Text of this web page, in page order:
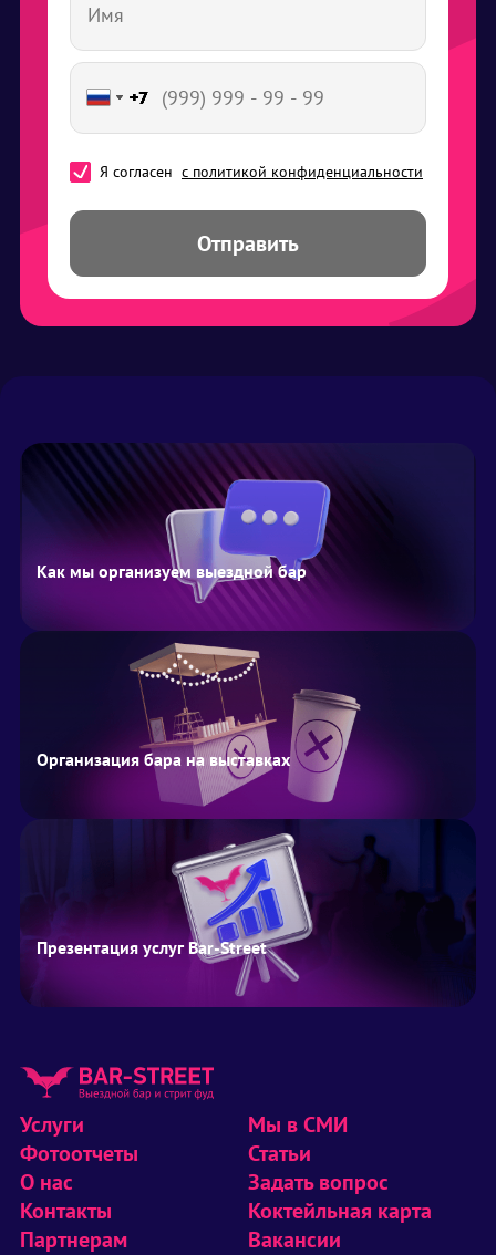
+7
+7
+7
+7
+7
+7
+7
+7
Я согласен с политикой конфиденциальности
Отправить
Как мы организуем выездной бар
Организация бара на выставках
Презентация услуг Bar-Street
Услуги
Фотоотчеты
О нас
Контакты
Партнерам
Мы в СМИ
Статьи
Задать вопрос
Коктейльная карта
Вакансии